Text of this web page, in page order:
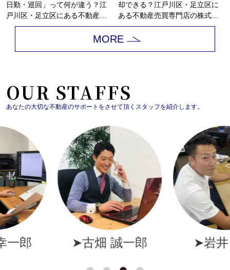
日勤・巡回」って何が違う？江
戸川区・足立区にある不動産売
買専門店の株式会...
却できる？江戸川区・足立区に
ある不動産売買専門店の株式会
社アサイホームで...
MORE
OUR STAFFS
あなたの大切な不動産のサポートをさせて頂くスタッフを紹介します。
一郎 ➤古畑 誠一郎 ➤岩